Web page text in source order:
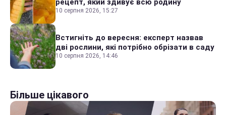
рецепт, який здивує всю родину
10 серпня 2026, 15:27
Встигніть до вересня: експерт назвав
дві рослини, які потрібно обрізати в саду
10 серпня 2026, 14:46
Більше цікавого